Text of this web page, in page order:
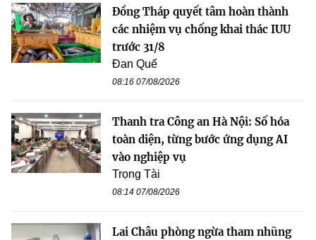
Đồng Tháp quyết tâm hoàn thành
các nhiệm vụ chống khai thác IUU
trước 31/8
Đan Quế
08:16 07/08/2026
Thanh tra Công an Hà Nội: Số hóa
toàn diện, từng bước ứng dụng AI
vào nghiệp vụ
Trọng Tài
08:14 07/08/2026
Lai Châu phòng ngừa tham nhũng